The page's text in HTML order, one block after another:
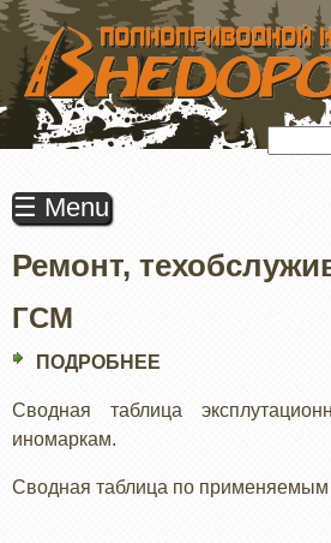
ПЕРЕЙТИ
ОСНОВНОМУ
СОДЕРЖАНИЮ
☰ Menu
Ремонт,
ГСМ
ПОДРОБНЕЕ
Сводная таблица
иномаркам.
Сводная таблица по